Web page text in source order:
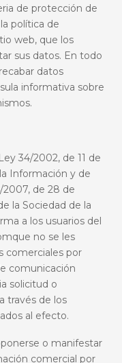
de protección de
política de
web, que los
sus datos. En todo
datos
informativa sobre
34/2002, de 11 de
Información y de
2007, de 28 de
la Sociedad de la
a los usuarios del
no se les
comerciales por
comunicación
solicitud o
través de los
al efecto.
o manifestar
comercial por